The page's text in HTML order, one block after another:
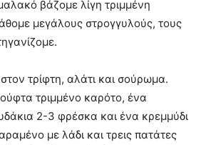
βάζομε λίγη τριμμένη
μεγάλους στρογγυλούς, τους
τρίφτη, αλάτι και σούρωμα.
τριμμένο καρότο, ένα
2-3 φρέσκα και ένα κρεμμύδι
με λάδι και τρεις πατάτες